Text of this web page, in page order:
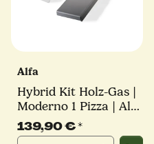
Alfa
Hybrid Kit Holz-Gas |
Moderno 1 Pizza | Alfa
Forni
139,90 €*